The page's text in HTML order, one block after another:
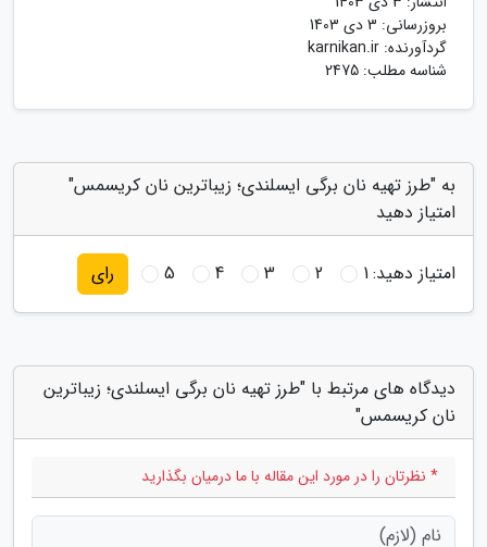
بروزرسانی: 3 دی 1403
گردآورنده: karnikan.ir
شناسه مطلب: 2475
به "طرز تهیه نان برگی ایسلندی؛ زیباترین نان کریسمس"
امتیاز دهید
امتیاز دهید:1
2
3
4
5 رای
دیدگاه های مرتبط با "طرز تهیه نان برگی ایسلندی؛ زیباترین
نان کریسمس"
* نظرتان را در مورد این مقاله با ما درمیان بگذارید